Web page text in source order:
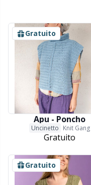
Gratuito
Apu - Poncho
Uncinetto Knit Gang
Gratuito
Gratuito